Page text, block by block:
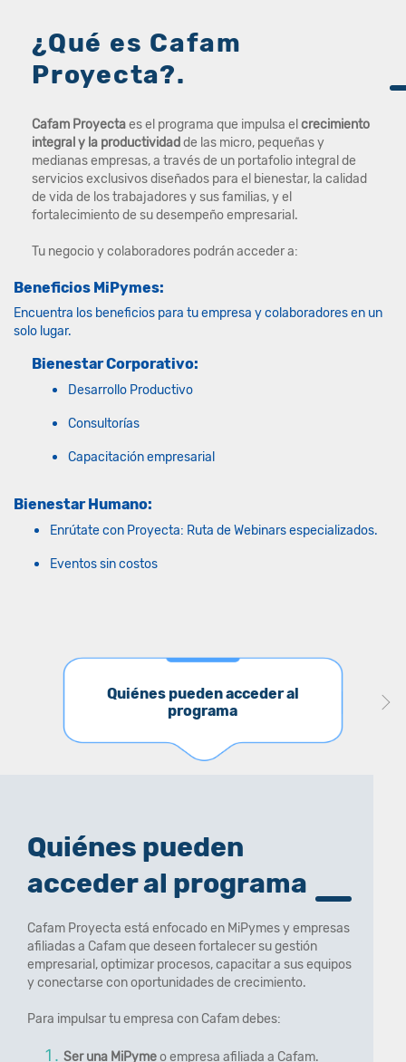
¿Qué es Cafam
Proyecta?.
Cafam Proyectaes el programa que impulsa el crecimiento
integral y la productividad de las micro, pequeñas y
medianas empresas, a través de un portafolio integral de
servicios exclusivos diseñados para el bienestar, la calidad
de vida de los trabajadores y sus familias, y el
fortalecimiento de su desempeño empresarial.
Tu negocio y colaboradores podrán acceder a:
Beneficios MiPymes:
Encuentra los beneficios para tu empresa y colaboradores en un
solo lugar.
Bienestar Corporativo:
Desarrollo Productivo
Consultorías
Capacitación empresarial
Bienestar Humano:
Enrútate con Proyecta: Ruta de Webinars especializados.
Eventos sin costos
Quiénes pueden acceder al
programa
Quiénes pueden
acceder al programa
Cafam Proyecta está enfocado en MiPymes y empresas
afiliadas a Cafam que deseen fortalecer su gestión
empresarial, optimizar procesos, capacitar a sus equipos
y conectarse con oportunidades de crecimiento.
Para impulsar tu empresa con Cafam debes:
Ser una MiPymeo empresa afiliada a Cafam.